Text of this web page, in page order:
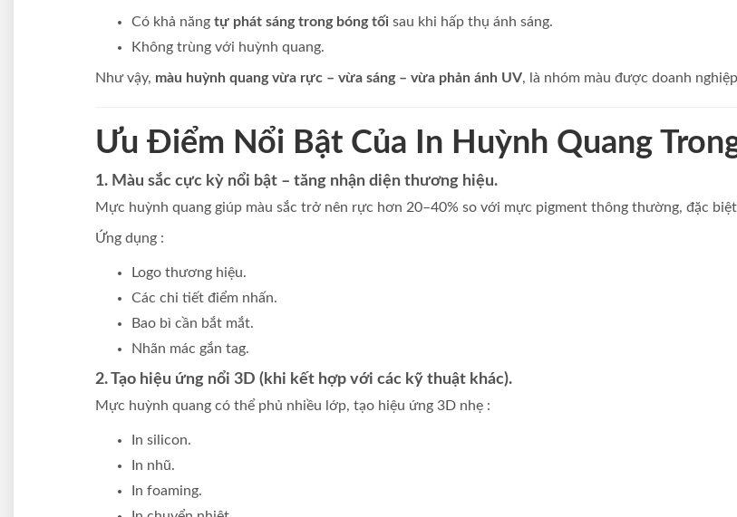
Có khả năng tự phát sáng trong bóng tối sau khi hấp thụ ánh sáng.
Không trùng với huỳnh quang.
Như vậy, màu huỳnh quang vừa rực – vừa sáng – vừa phản ánh UV, là nhóm màu được doanh
Ưu Điểm Nổi Bật Của In Huỳnh Quang
1. Màu sắc cực kỳ nổi bật – tăng nhận diện thương hiệu.
Mực huỳnh quang giúp màu sắc trở nên rực hơn 20–40% so với mực pigment thông thường, đặc
Ứng dụng :
Logo thương hiệu.
Các chi tiết điểm nhấn.
Bao bì cần bắt mắt.
Nhãn mác gắn tag.
2. Tạo hiệu ứng nổi 3D (khi kết hợp với các kỹ thuật khác).
Mực huỳnh quang có thể phủ nhiều lớp, tạo hiệu ứng 3D nhẹ :
In silicon.
In nhũ.
In foaming.